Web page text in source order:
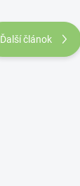
Ďalší článok